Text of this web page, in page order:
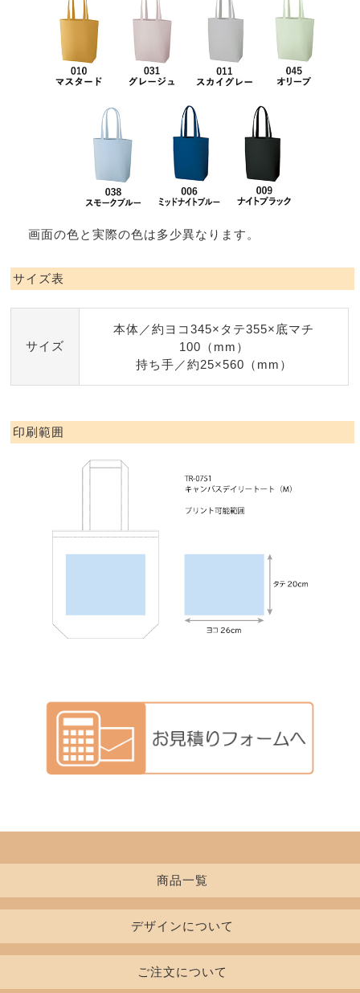
画面の色と実際の色は多少異なります。
サイズ表
サイズ
本体／約ヨコ345×タテ355×底マチ
100（mm）
持ち手／約25×560（mm）
印刷範囲
商品一覧
Tシャツ
デザインについて
書体一覧
ご注文について